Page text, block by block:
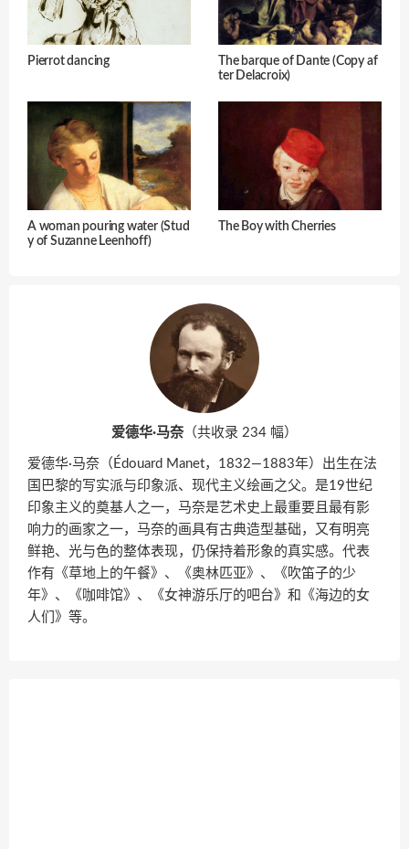
Pierrot dancing
The barque of Dante (Copy af
ter Delacroix)
A woman pouring water (Stud
y of Suzanne Leenhoff)
The Boy with Cherries
爱德华·马奈（共收录 234 幅）
爱德华·马奈（Édouard Manet，1832—1883年）出生在法
国巴黎的写实派与印象派、现代主义绘画之父。是19世纪
印象主义的奠基人之一，马奈是艺术史上最重要且最有影
响力的画家之一，马奈的画具有古典造型基础，又有明亮
鲜艳、光与色的整体表现，仍保持着形象的真实感。代表
作有《草地上的午餐》、《奥林匹亚》、《吹笛子的少
年》、《咖啡馆》、《女神游乐厅的吧台》和《海边的女
人们》等。